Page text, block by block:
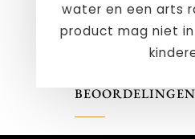
water en een arts
product mag niet
BEOORDELINGEN